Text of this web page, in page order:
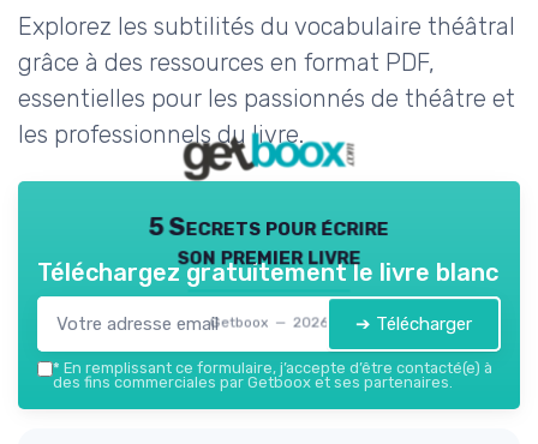
Explorez les subtilités du vocabulaire théâtral
grâce à des ressources en format PDF,
essentielles pour les passionnés de théâtre et
les professionnels du livre.
5 Secrets pour écrire
son premier livre
Getboox — 2026
Téléchargez gratuitement le livre blanc
➔ Télécharger
* En remplissant ce formulaire, j’accepte d’être contacté(e) à
des fins commerciales par Getboox et ses partenaires.